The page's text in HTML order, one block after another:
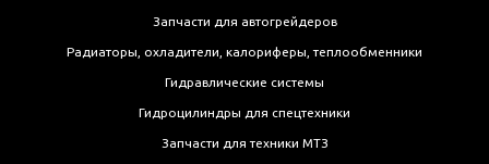
Запчасти для автогрейдеров
Радиаторы, охладители, калориферы, теплообменники
Гидравлические системы
Гидроцилиндры для спецтехники
Запчасти для техники МТЗ